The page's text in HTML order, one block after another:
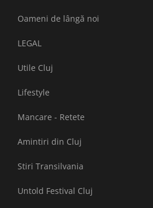
Oameni de lângă noi
LEGAL
Utile Cluj
Lifestyle
Mancare - Retete
Amintiri din Cluj
Stiri Transilvania
Untold Festival Cluj